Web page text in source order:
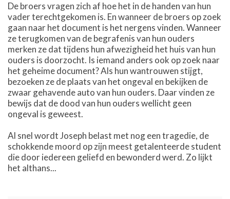
De broers vragen zich af hoe het in de handen van hun
vader terechtgekomen is. En wanneer de broers op zoek
gaan naar het document is het nergens vinden. Wanneer
ze terugkomen van de begrafenis van hun ouders
merken ze dat tijdens hun afwezigheid het huis van hun
ouders is doorzocht. Is iemand anders ook op zoek naar
het geheime document? Als hun wantrouwen stijgt,
bezoeken ze de plaats van het ongeval en bekijken de
zwaar gehavende auto van hun ouders. Daar vinden ze
bewijs dat de dood van hun ouders wellicht geen
ongeval is geweest.
Al snel wordt Joseph belast met nog een tragedie, de
schokkende moord op zijn meest getalenteerde student
die door iedereen geliefd en bewonderd werd. Zo lijkt
het althans...